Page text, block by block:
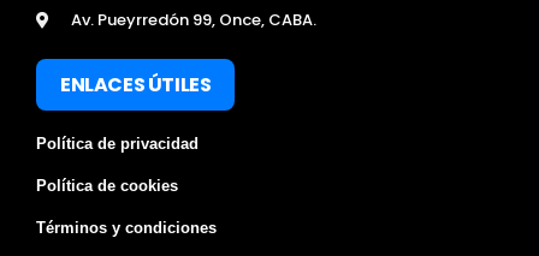
Av. Pueyrredón 99, Once, CABA.
ENLACES ÚTILES
Política de privacidad
Política de cookies
Términos y condiciones